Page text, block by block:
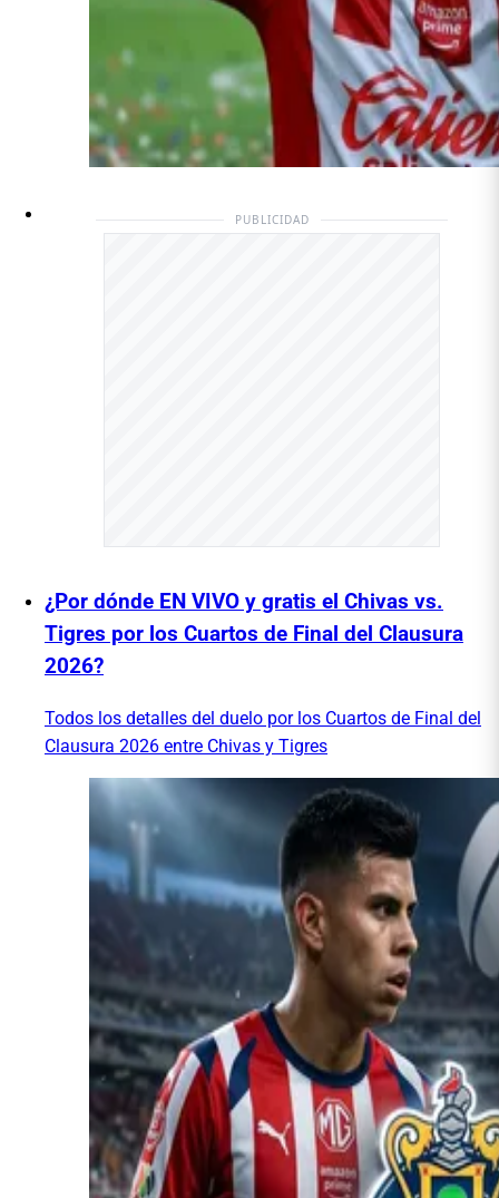
PUBLICIDAD
¿Por dónde EN VIVO y gratis el Chivas vs.
Tigres por los Cuartos de Final del Clausura
2026?
Todos los detalles del duelo por los Cuartos de Final del
Clausura 2026 entre Chivas y Tigres